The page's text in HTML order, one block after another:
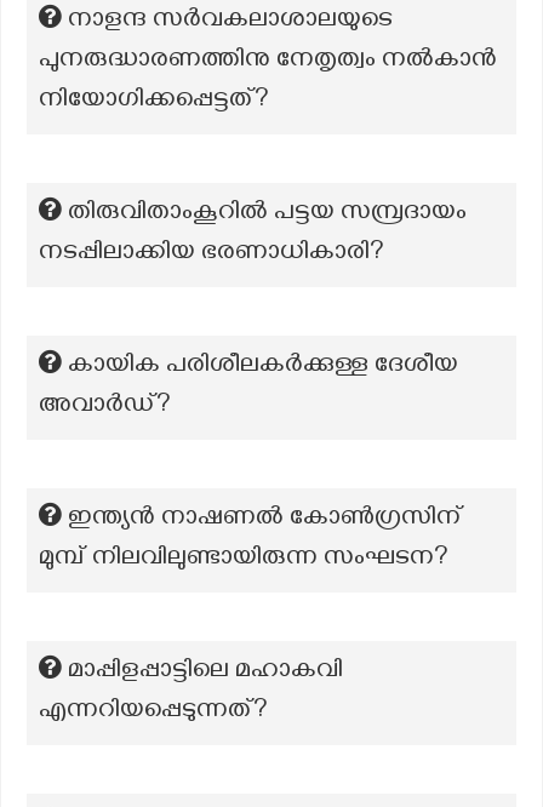
നാളന്ദ സർവകലാശാലയുടെ
പുനരുദ്ധാരണത്തിനു നേതൃത്വം നൽകാൻ
നിയോഗിക്കപ്പെട്ടത്?
തിരുവിതാംകൂറിൽ പട്ടയ സമ്പ്രദായം
നടപ്പിലാക്കിയ ഭരണാധികാരി?
കായിക പരിശീലകർക്കുള്ള ദേശീയ
അവാർഡ്?
ഇന്ത്യൻ നാഷണൽ കോൺഗ്രസിന്
മുമ്പ് നിലവിലുണ്ടായിരുന്ന സംഘടന?
മാപ്പിളപ്പാട്ടിലെ മഹാകവി
എന്നറിയപ്പെടുന്നത്?